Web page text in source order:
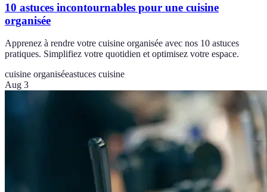
10 astuces incontournables pour une cuisine
organisée
Apprenez à rendre votre cuisine organisée avec nos 10 astuces
pratiques. Simplifiez votre quotidien et optimisez votre espace.
cuisine organiséeastuces cuisine
Aug 3